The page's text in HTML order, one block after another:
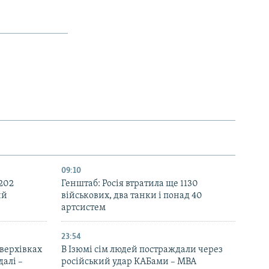
09:10
Генштаб: Росія втратила ще 1130
військових, два танки і понад 40
артсистем
–
23:54
В Ізюмі сім людей постраждали через
російський удар КАБами – МВА